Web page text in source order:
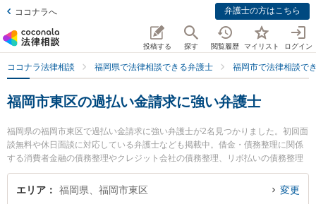
ココナラへ 弁護士の方はこちら
投稿する 探す 閲覧履歴 マイリスト ログイン
ココナラ法律相談 福岡県で法律相談できる弁護士 福岡市で法律相談で
福岡市東区の過払い金請求に強い弁護士
福岡県の福岡市東区で過払い金請求に強い弁護士が2名見つかりました。初回面
談無料や休日面談に対応している弁護士なども掲載中。借金・債務整理に関係
する消費者金融の債務整理やクレジット会社の債務整理、リボ払いの債務整理
等の細かな分野での絞り込み検索もでき便利です。特に香椎照葉法律事務所の
牟田口 裕史弁護士やIK法律事務所の石松 信行弁護士のプロフィール情報や弁護
エリア 福岡県、福岡市東区 変更